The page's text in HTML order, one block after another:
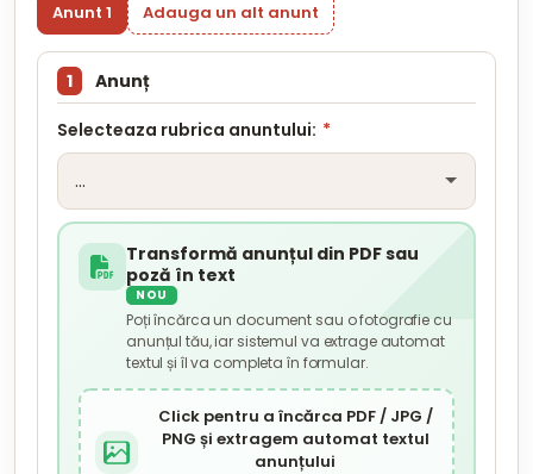
Anunt 1 Adauga un alt anunt
1 Anunț
Selecteaza rubrica anuntului: *
Transformă anunțul din PDF sau
poză în text
NOU
Poți încărca un document sau o fotografie cu
anunțul tău, iar sistemul va extrage automat
textul și îl va completa în formular.
Click pentru a încărca PDF / JPG /
PNG și extragem automat textul
anunțului